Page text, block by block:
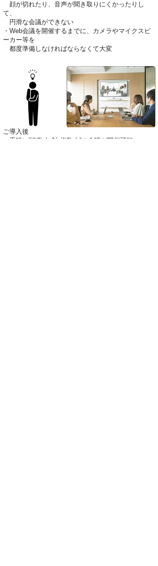
顔が切れたり、音声が聞き取りにくかったりし
て、
円滑な会議ができない
・Web会議を開催するまでに、カメラやマイクスピ
ーカー等を
都度準備しなければならなくて大変
ご導入後
・手軽に”複数人 対 複数人”の会議が開催可能